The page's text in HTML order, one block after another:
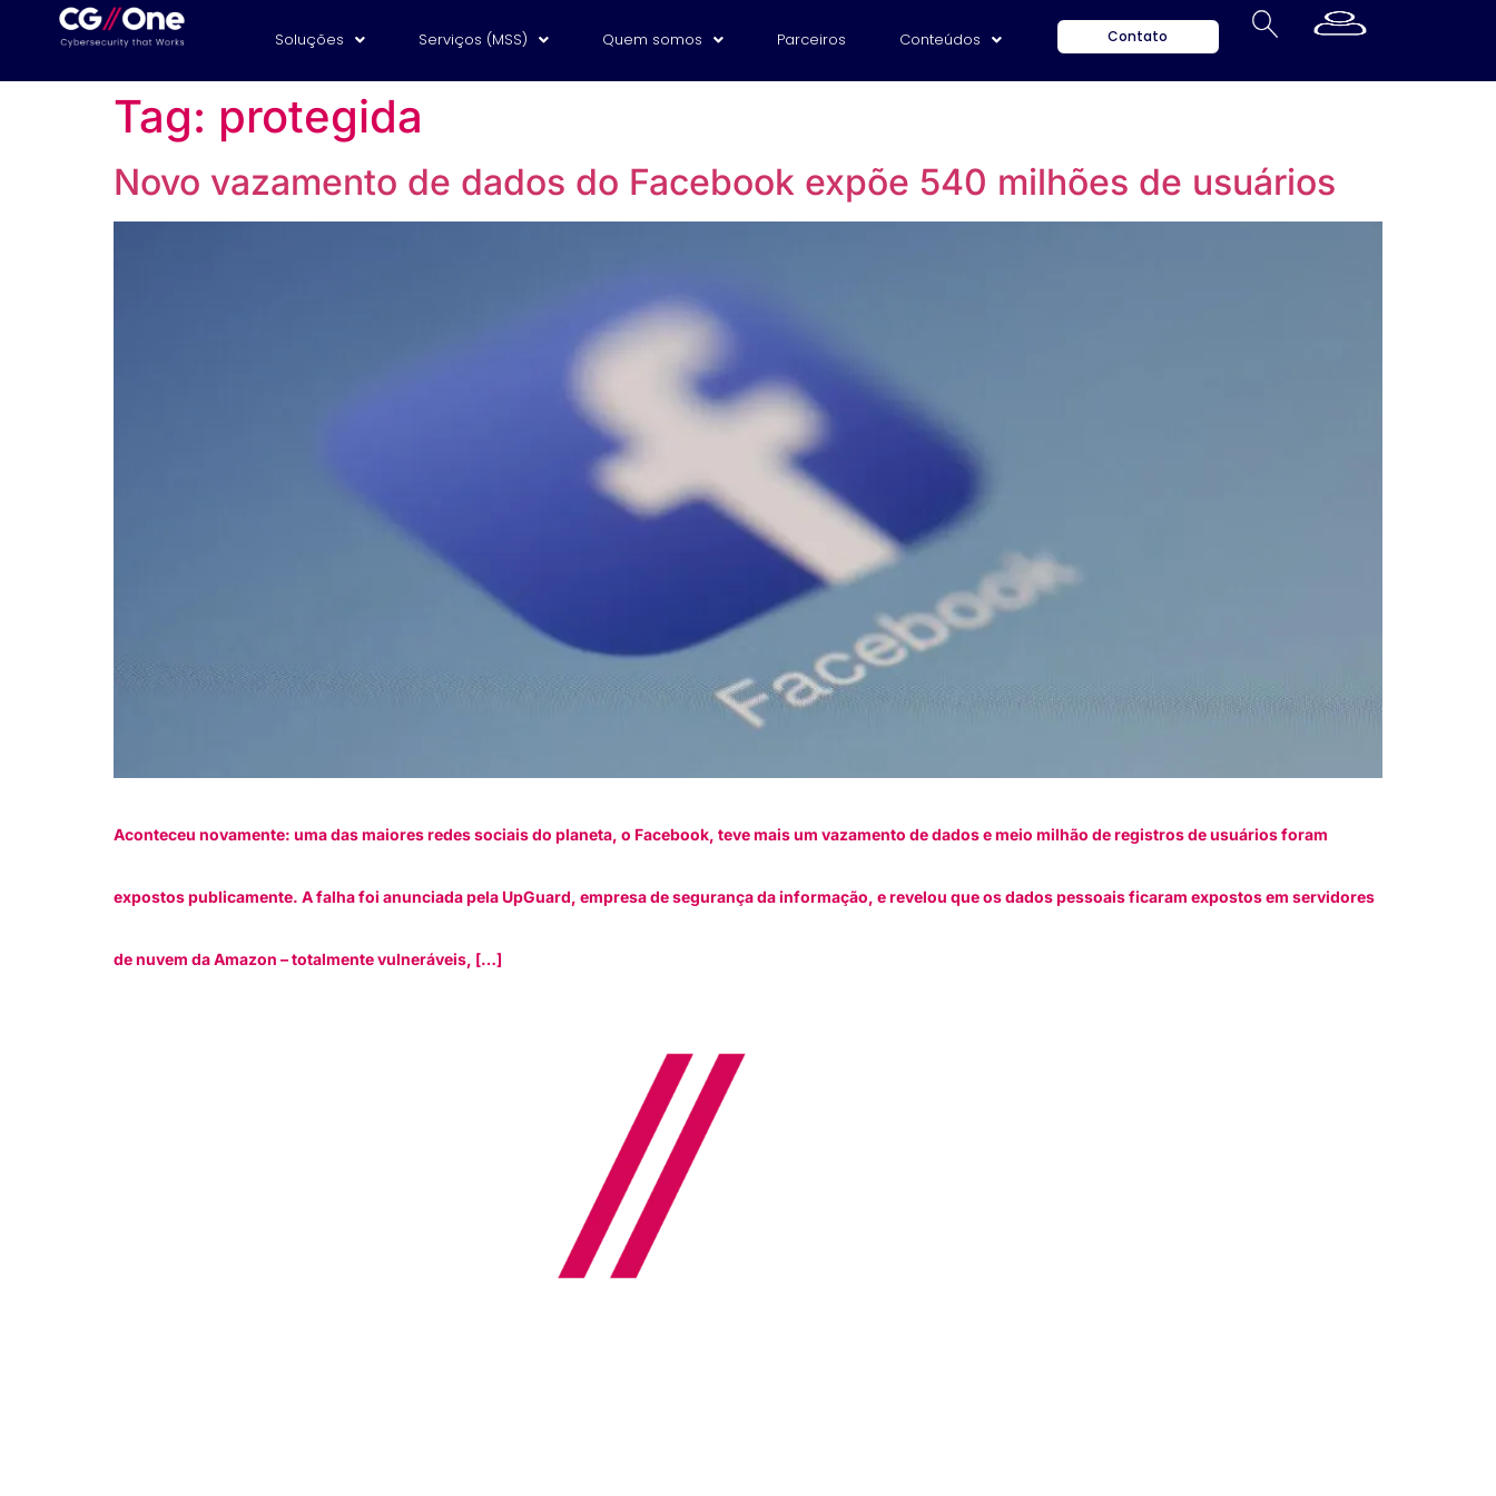
Soluções Serviços (MSS) Quem somos Parceiros Conteúdos Contato
Tag: protegida
Novo vazamento de dados do Facebook expõe 540 milhões de usuários
Aconteceu novamente: uma das maiores redes sociais do planeta, o Facebook, teve mais um vazamento de dados e meio milhão de registros de usuários foram
expostos publicamente. A falha foi anunciada pela UpGuard, empresa de segurança da informação, e revelou que os dados pessoais ficaram expostos em servidores
de nuvem da Amazon – totalmente vulneráveis, […]